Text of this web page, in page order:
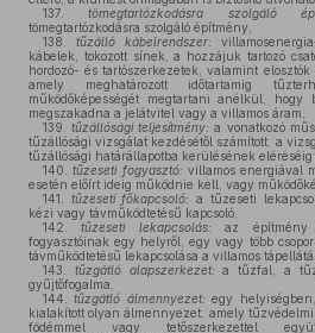
137.
tömegtartózkodásra szolgáló
tömegtartózkodásra szolgáló építmény,
138.
tűzálló kábelrendszer:
kábelek, tokozott sínek, a hozzájuk tartozó
hordozó- és tartószerkezetek, valamint elosztók
amely meghatározott időtartamig
működőképességét megtartani anélkül,
megszakadna a jelátvitel vagy a villamos áram,
139.
tűzállósági teljesítmény: a vonatkozó
tűzállósági vizsgálat kezdésétől számított, a
tűzállósági határállapotba kerülésének eléréséig
140.
tűzeseti fogyasztó: villamos energiával
esetén előírt ideig működnie kell, vagy
141.
tűzeseti főkapcsoló: a tűzeseti
kézi vagy távműködtetésű kapcsoló,
142.
tűzeseti lekapcsolás: az építmény
fogyasztóinak egy helyről, egy vagy több
távműködtetésű lekapcsolása a villamos
143.
tűzgátló alapszerkezet: a tűzfal, a
gyűjtőfogalma,
144.
tűzgátló álmennyezet: egy
kialakított olyan álmennyezet, amely
födémmel vagy tetőszerkezettel